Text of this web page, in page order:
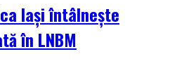
Iași întâlnește
în LNBM